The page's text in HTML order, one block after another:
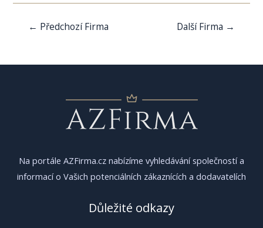
Navigace
← Předchozí Firma Další Firma →
Na portále AZFirma.cz nabízíme vyhledávání společností a
informací o Vašich potenciálních zákaznících a dodavatelích
Důležité odkazy